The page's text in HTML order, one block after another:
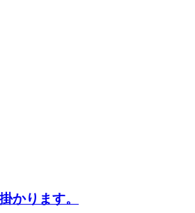
かります。